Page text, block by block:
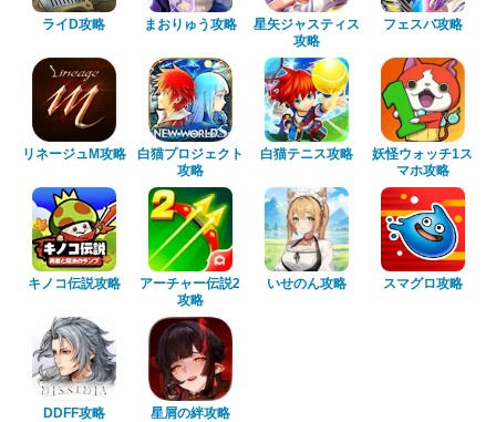
ライD攻略 まおりゅう攻略
星矢ジャスティス
攻略
フェスバ攻略
リネージュM攻略
白猫プロジェクト
攻略
白猫テニス攻略
妖怪ウォッチ1ス
マホ攻略
キノコ伝説攻略
アーチャー伝説2
攻略
いせのん攻略 スマグロ攻略
DDFF攻略 星屑の絆攻略